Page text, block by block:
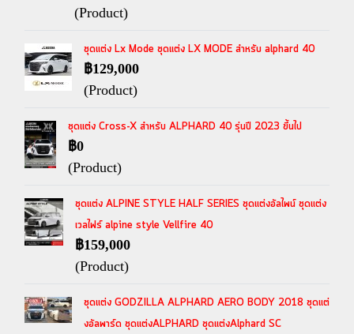
(Product)
ชุดแต่ง Lx Mode ชุดแต่ง LX MODE สำหรับ alphard 40
฿129,000
(Product)
ชุดแต่ง Cross-X สำหรับ ALPHARD 40 รุ่นปี 2023 ขึ้นไป
฿0
(Product)
ชุดแต่ง ALPINE STYLE HALF SERIES ชุดแต่งอัลไพน์ ชุดแต่ง
เวลไฟร์ alpine style Vellfire 40
฿159,000
(Product)
ชุดแต่ง GODZILLA ALPHARD AERO BODY 2018 ชุดแต่
งอัลพาร์ด ชุดแต่งALPHARD ชุดแต่งAlphard SC